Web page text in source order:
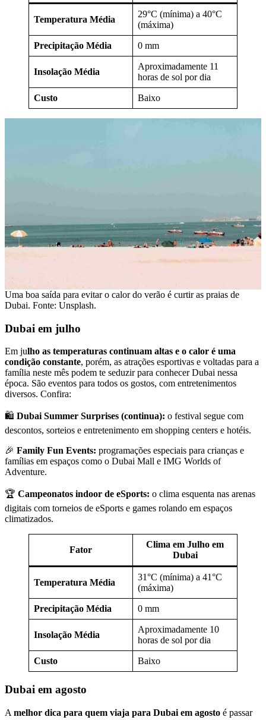
Temperatura Média
29°C (mínima) a 40°C
(máxima)
Precipitação Média 0 mm
Insolação Média
Aproximadamente 11
horas de sol por dia
Custo Baixo
Uma boa saída para evitar o calor do verão é curtir as praias de
Dubai. Fonte: Unsplash.
Dubai em julho
Em julho as temperaturas continuam altas e o calor é uma
condição constante, porém, as atrações esportivas e voltadas para a
família neste mês podem te seduzir para conhecer Dubai nessa
época. São eventos para todos os gostos, com entretenimentos
diversos. Confira:
🛍️ Dubai Summer Surprises (continua): o festival segue com
descontos, sorteios e entretenimento em shopping centers e hotéis.
🎉 Family Fun Events: programações especiais para crianças e
famílias em espaços como o Dubai Mall e IMG Worlds of
Adventure.
🏆 Campeonatos indoor de eSports: o clima esquenta nas arenas
digitais com torneios de eSports e games rolando em espaços
climatizados.
Fator
Clima em Julho em
Dubai
Temperatura Média
31°C (mínima) a 41°C
(máxima)
Precipitação Média 0 mm
Insolação Média
Aproximadamente 10
horas de sol por dia
Custo Baixo
Dubai em agosto
A melhor dica para quem viaja para Dubai em agosto é passar